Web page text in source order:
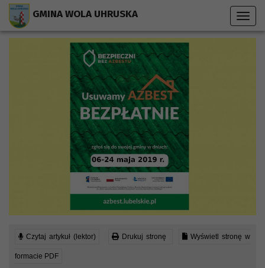
GMINA WOLA UHRUSKA
Czytaj artykuł (lektor) Drukuj stronę Wyświetl stronę w
formacie PDF